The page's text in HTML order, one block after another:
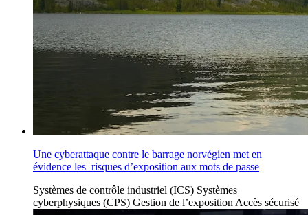
Une cyberattaque contre le barrage norvégien met en
évidence les risques d’exposition aux mots de passe
Systèmes de contrôle industriel (ICS) Systèmes
cyberphysiques (CPS) Gestion de l’exposition Accès sécurisé